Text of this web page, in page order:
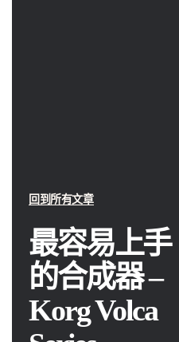
回到所有文章
最容易上手
的合成器 –
Korg Volca